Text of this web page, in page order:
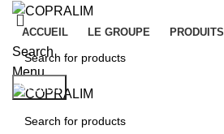
ACCUEIL LE GROUPE PRODUITS
Search
Menu
Search